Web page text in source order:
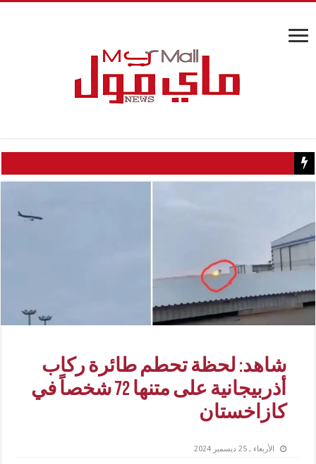
كيف تسبب سائح كويتي في إغلاق منزل عبدالحليم حافظ ومنع
شاهد: لحظة تحطم طائرة ركاب
أذربيجانية على متنها 72 شخصاً في
كازاخستان
الأربعاء , 25 ديسمبر 2024